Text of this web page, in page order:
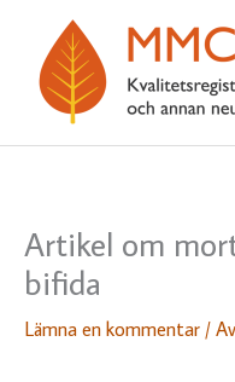
innehåll
Artikel om
bifida
Lämna en kommentar / Av